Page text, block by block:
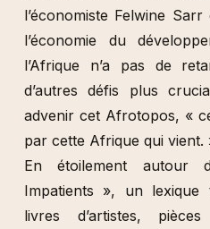
l’économiste Felwine
l’économie du
l’Afrique n’a pas de
d’autres défis plus
advenir cet Afrotopos, «
par cette Afrique qui vient.
En étoilement autour
Impatients », un lexique
livres d’artistes,